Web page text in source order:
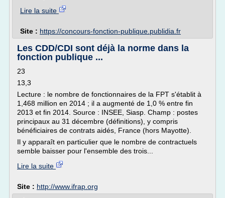
Lire la suite
Site : https://concours-fonction-publique.publidia.fr
Les CDD/CDI sont déjà la norme dans la
fonction publique ...
23
13,3
Lecture : le nombre de fonctionnaires de la FPT s'établit à
1,468 million en 2014 ; il a augmenté de 1,0 % entre fin
2013 et fin 2014. Source : INSEE, Siasp. Champ : postes
principaux au 31 décembre (définitions), y compris
bénéficiaires de contrats aidés, France (hors Mayotte).
Il y apparaît en particulier que le nombre de contractuels
semble baisser pour l'ensemble des trois...
Lire la suite
Site : http://www.ifrap.org